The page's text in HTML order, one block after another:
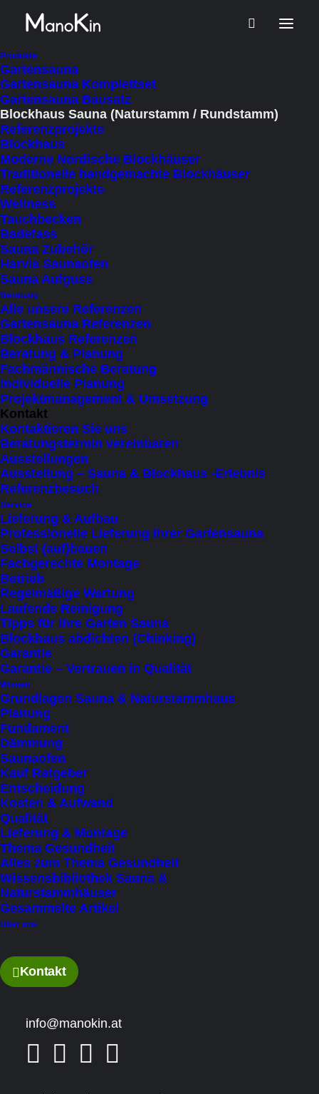
Produkte
Gartensauna
Gartensauna Komplettset
Gartensauna Bausatz
Blockhaus Sauna (Naturstamm / Rundstamm)
Referenzprojekte
Blockhaus
Moderne Nordische Blockhäuser
Traditionelle handgemachte Blockhäuser
Referenzprojekte
Wellness
Tauchbecken
Badefass
Sauna Zubehör
Harvia Saunaofen
Sauna Aufguss
Beratung
Alle unsere Referenzen
Gartensauna Referenzen
Blockhaus Referenzen
Beratung & Planung
Fachmännische Beratung
Individuelle Planung
Projektmanagement & Umsetzung
Kontakt
Kontaktieren Sie uns
Beratungstermin vereinbaren
Ausstellungen
Ausstellung – Sauna & Blockhaus -Erlebnis
Referenzbesuch
Service
Lieferung & Aufbau
Professionelle Lieferung Ihrer Gartensauna
Selbst (auf)bauen
Fachgerechte Montage
Betrieb
Regelmäßige Wartung
Laufende Reinigung
Tipps für Ihre Garten Sauna
Blockhaus abdichten (Chinking)
Garantie
Garantie – Vertrauen in Qualität
Wissen
Grundlagen Sauna & Naturstammhaus
Planung
Fundament
Dämmung
Saunaofen
Kauf Ratgeber
Entscheidung
Kosten & Aufwand
Qualität
Lieferung & Montage
Thema Gesundheit
Alles zum Thema Gesundheit
Wissensbibliothek Sauna &
Naturstammhäuser
Gesammelte Artikel
Über uns
Kontakt
info@manokin.at
Start
Boreana 35V – Naturstamm Sauna mit Veranda
Boreana 35V – Naturstamm
Sauna mit Veranda
€26.500 inkl. MWSt.
Preis inkl. MwSt. + Lieferung mit 40 t Sattelzug,
Montage & Optionen siehe unten
Auf Bestellung lieferbar, Lieferzeit 6 – 8
Wochen
• Größe 3,50 x 2,90 x 2,55 m
• Für bis zu 6 Personen
• Veranda als Ruhe- & Abkühlzone
• Huum Drop 9 Elektroofen, App-steuerbar
• Innen Thermokiefer oder Thermoespe
• 20 cm Naturstamm-Blockhauswände aus
nordischer Kiefer
• Hanf-/Schafwolle zwischen den Stämmen
(natürlich, winddicht)
Oder jetzt Termin vereinbaren
Lieferung erfolgt mit 40 t Sattelzug, Entladung
bauseits